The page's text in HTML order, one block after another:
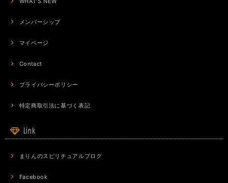
メンバーシップ
マイページ
Contact
プライバシーポリシー
特定商取引法に基づく表記
Link
まりんのスピリチュアルブログ
Facebook